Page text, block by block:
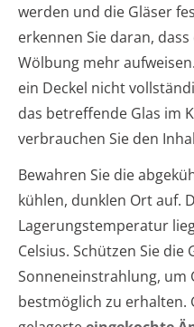
werden und die Gläser
erkennen Sie daran,
Wölbung mehr
ein Deckel nicht
das betreffende Glas im
verbrauchen Sie den
Bewahren Sie die
kühlen, dunklen Ort auf.
Lagerungstemperatur
Celsius. Schützen Sie
Sonneneinstrahlung, um
bestmöglich zu erhalten.